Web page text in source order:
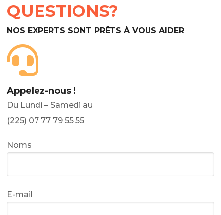
QUESTIONS?
NOS EXPERTS SONT PRÊTS À VOUS AIDER
Appelez-nous !
Du Lundi – Samedi au
(225) 07 77 79 55 55
Noms
E-mail